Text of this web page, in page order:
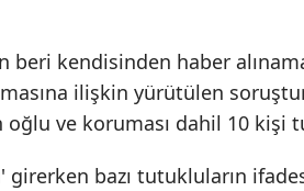
beri kendisinden haber
ilişkin yürütülen
ve koruması dahil 10 kişi
bazı tutukluların